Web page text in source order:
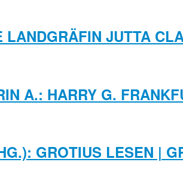
LANDGRÄFIN JUTTA
A.: HARRY G.
GROTIUS LESEN |